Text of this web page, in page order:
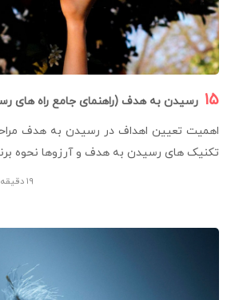
۱۵ رسیدن به هدف (راهنمای جامع راه های
اهمیت تعیین اهداف در رسیدن به هدف
تکنیک های رسیدن به هدف و آرزوها نحوه
۱۹ دقیقه